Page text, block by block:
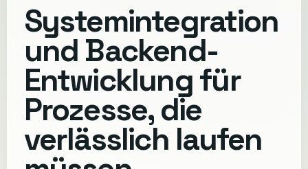
Systemintegration
und Backend-
Entwicklung für
Prozesse, die
verlässlich laufen